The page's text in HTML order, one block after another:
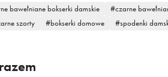
bawełniane bokserki damskie czarne
szorty bokserki domowe spodenki